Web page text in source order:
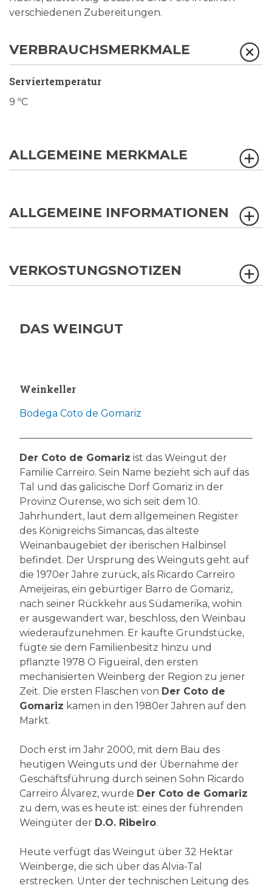
verschiedenen Zubereitungen.
VERBRAUCHSMERKMALE
Serviertemperatur
9 ºC
ALLGEMEINE MERKMALE
ALLGEMEINE INFORMATIONEN
VERKOSTUNGSNOTIZEN
DAS WEINGUT
Weinkeller
Bodega Coto de Gomariz
Der Coto de Gomariz ist das Weingut der
Familie Carreiro. Sein Name bezieht sich auf das
Tal und das galicische Dorf Gomariz in der
Provinz Ourense, wo sich seit dem 10.
Jahrhundert, laut dem allgemeinen Register
des Königreichs Simancas, das älteste
Weinanbaugebiet der iberischen Halbinsel
befindet. Der Ursprung des Weinguts geht auf
die 1970er Jahre zurück, als Ricardo Carreiro
Ameijeiras, ein gebürtiger Barro de Gomariz,
nach seiner Rückkehr aus Südamerika, wohin
er ausgewandert war, beschloss, den Weinbau
wiederaufzunehmen. Er kaufte Grundstücke,
fügte sie dem Familienbesitz hinzu und
pflanzte 1978 O Figueiral, den ersten
mechanisierten Weinberg der Region zu jener
Zeit. Die ersten Flaschen von Der Coto de
Gomariz kamen in den 1980er Jahren auf den
Markt.
Doch erst im Jahr 2000, mit dem Bau des
heutigen Weinguts und der Übernahme der
Geschäftsführung durch seinen Sohn Ricardo
Carreiro Álvarez, wurde Der Coto de Gomariz
zu dem, was es heute ist: eines der führenden
Weingüter der D.O. Ribeiro.
Heute verfügt das Weingut über 32 Hektar
Weinberge, die sich über das Alvia-Tal
erstrecken. Unter der technischen Leitung des